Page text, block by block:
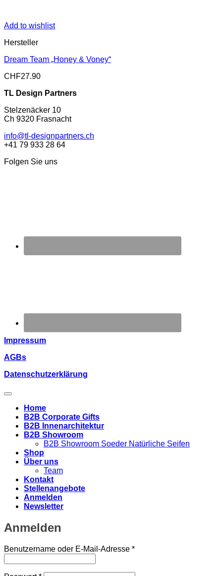
Add to wishlist
Hersteller
Dream Team „Honey & Voney“
CHF27.90
TL Design Partners
Stelzenäcker 10
Ch 9320 Frasnacht
info@tl-designpartners.ch
+41 79 933 28 64
Folgen Sie uns
Impressum
AGBs
Datenschutzerklärung
Home
B2B Corporate Gifts
B2B Innenarchitektur
B2B Showroom
B2B Showroom Soeder Natürliche Seifen
Shop
Über uns
Team
Kontakt
Stellenangebote
Anmelden
Newsletter
Anmelden
Benutzername oder E-Mail-Adresse *Erforderlich